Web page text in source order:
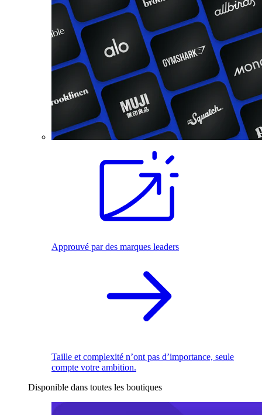
Approuvé par des marques leaders
Taille et complexité n’ont pas d’importance, seule
compte votre ambition.
Disponible dans toutes les boutiques